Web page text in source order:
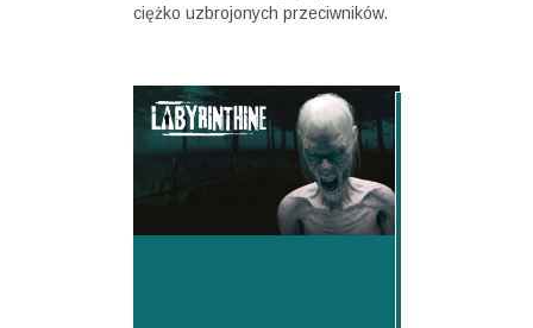
ciężko uzbrojonych przeciwników.